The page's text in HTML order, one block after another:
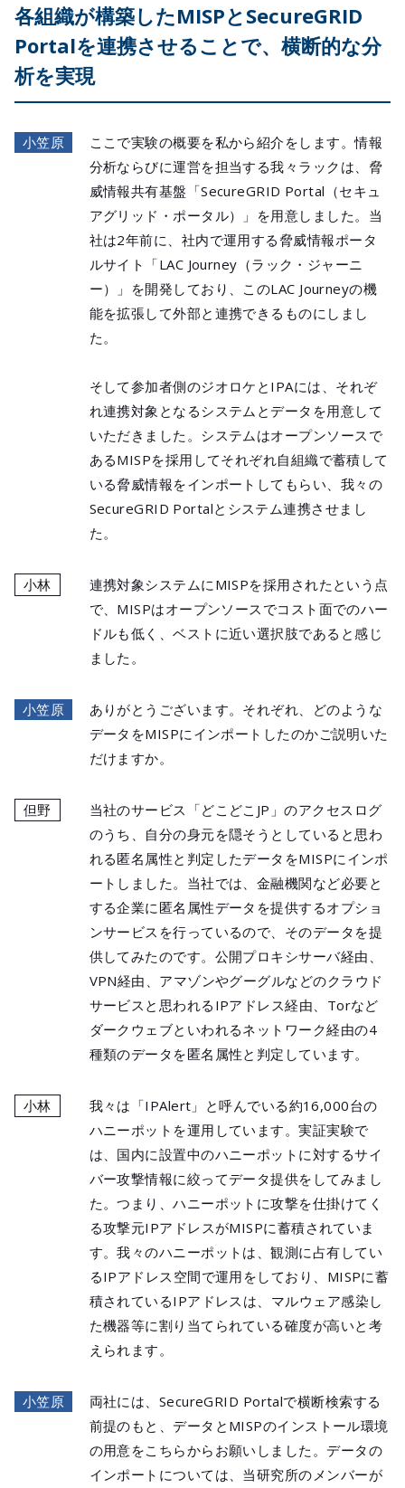
各組織が構築したMISPとSecureGRID
Portalを連携させることで、横断的な分
析を実現
小笠原
ここで実験の概要を私から紹介をします。情報
分析ならびに運営を担当する我々ラックは、脅
威情報共有基盤「SecureGRID Portal（セキュ
アグリッド・ポータル）」を用意しました。当
社は2年前に、社内で運用する脅威情報ポータ
ルサイト「LAC Journey（ラック・ジャーニ
ー）」を開発しており、このLAC Journeyの機
能を拡張して外部と連携できるものにしまし
た。
そして参加者側のジオロケとIPAには、それぞ
れ連携対象となるシステムとデータを用意して
いただきました。システムはオープンソースで
あるMISPを採用してそれぞれ自組織で蓄積して
いる脅威情報をインポートしてもらい、我々の
SecureGRID Portalとシステム連携させまし
た。
小林
連携対象システムにMISPを採用されたという点
で、MISPはオープンソースでコスト面でのハー
ドルも低く、ベストに近い選択肢であると感じ
ました。
小笠原
ありがとうございます。それぞれ、どのような
データをMISPにインポートしたのかご説明いた
だけますか。
但野
当社のサービス「どこどこJP」のアクセスログ
のうち、自分の身元を隠そうとしていると思わ
れる匿名属性と判定したデータをMISPにインポ
ートしました。当社では、金融機関など必要と
する企業に匿名属性データを提供するオプショ
ンサービスを行っているので、そのデータを提
供してみたのです。公開プロキシサーバ経由、
VPN経由、アマゾンやグーグルなどのクラウド
サービスと思われるIPアドレス経由、Torなど
ダークウェブといわれるネットワーク経由の4
種類のデータを匿名属性と判定しています。
小林
我々は「IPAlert」と呼んでいる約16,000台の
ハニーポットを運用しています。実証実験で
は、国内に設置中のハニーポットに対するサイ
バー攻撃情報に絞ってデータ提供をしてみまし
た。つまり、ハニーポットに攻撃を仕掛けてく
る攻撃元IPアドレスがMISPに蓄積されていま
す。我々のハニーポットは、観測に占有してい
るIPアドレス空間で運用をしており、MISPに蓄
積されているIPアドレスは、マルウェア感染し
た機器等に割り当てられている確度が高いと考
えられます。
小笠原
両社には、SecureGRID Portalで横断検索する
前提のもと、データとMISPのインストール環境
の用意をこちらからお願いしました。データの
インポートについては、当研究所のメンバーが